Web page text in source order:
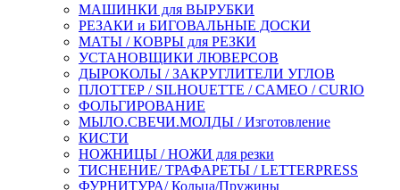
МАШИНКИ для ВЫРУБКИ
РЕЗАКИ и БИГОВАЛЬНЫЕ ДОСКИ
МАТЫ / КОВРЫ для РЕЗКИ
УСТАНОВЩИКИ ЛЮВЕРСОВ
ДЫРОКОЛЫ / ЗАКРУГЛИТЕЛИ УГЛОВ
ПЛОТТЕР / SILHOUETTE / CAMEO / CURIO
ФОЛЬГИРОВАНИЕ
МЫЛО.СВЕЧИ.МОЛДЫ / Изготовление
КИСТИ
НОЖНИЦЫ / НОЖИ для резки
ТИСНЕНИЕ/ ТРАФАРЕТЫ / LETTERPRESS
ФУРНИТУРА/ Кольца/Пружины